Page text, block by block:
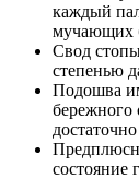
каждый
мучающих
Свод
степенью
Подошва
бережного
состояние